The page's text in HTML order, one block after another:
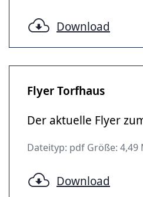
Download
Flyer Torfhaus
Der aktuelle Flyer
Dateityp: pdf Größe: 4,49
Download